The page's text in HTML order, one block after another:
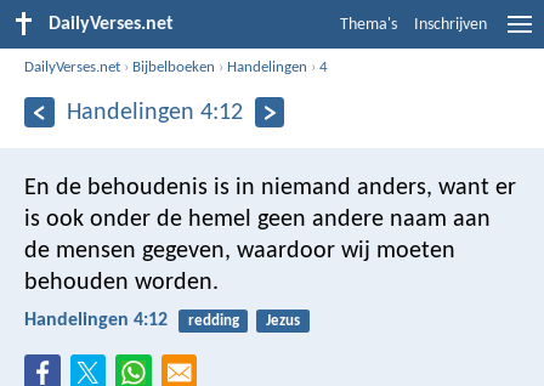
DailyVerses.net Thema's Inschrijven
DailyVerses.net › Bijbelboeken › Handelingen ›4
Handelingen 4:12
En de behoudenis is in niemand anders, want er
is ook onder de hemel geen andere naam aan
de mensen gegeven, waardoor wij moeten
behouden worden.
Handelingen 4:12 redding Jezus